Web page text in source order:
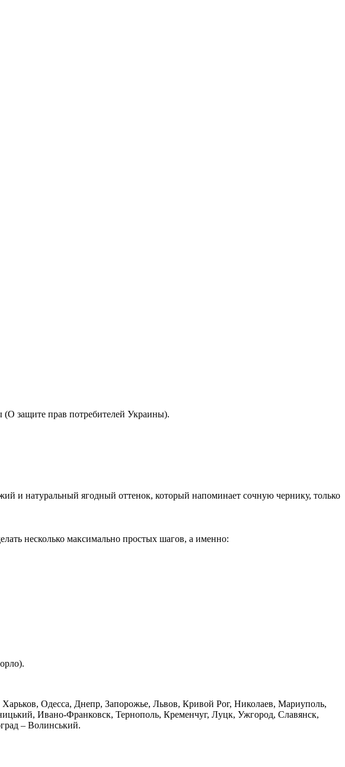
(О защите прав потребителей Украины).
и натуральный ягодный оттенок, который напоминает сочную чернику, только
несколько максимально простых шагов, а именно:
Одесса, Днепр, Запорожье, Львов, Кривой Рог, Николаев, Мариуполь,
Ивано-Франковск, Тернополь, Кременчуг, Луцк, Ужгород, Славянск,
– Волинський.